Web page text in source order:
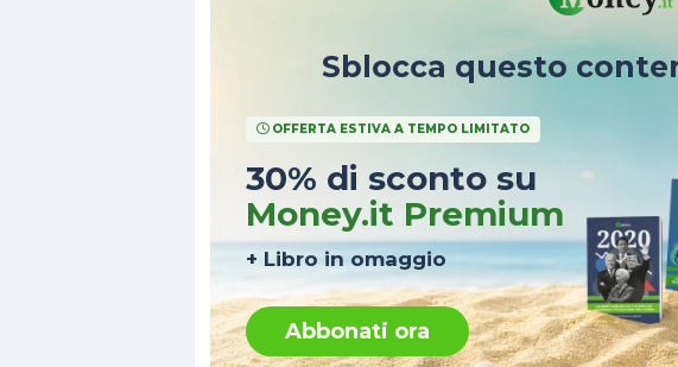
Sblocca questo
OFFERTA ESTIVA A TEMPO LIMITATO
30% di sconto su
Money.it Premium
+ Libro in omaggio
Abbonati ora